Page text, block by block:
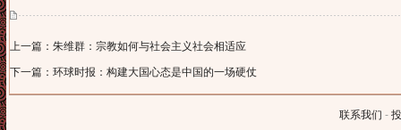
上一篇：朱维群：宗教如何与社会主义社会相适应
下一篇：环球时报：构建大国心态是中国的一场硬仗
联系我们 -